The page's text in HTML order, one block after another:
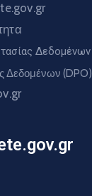
Δεδομένων
Δεδομένων (DPO)